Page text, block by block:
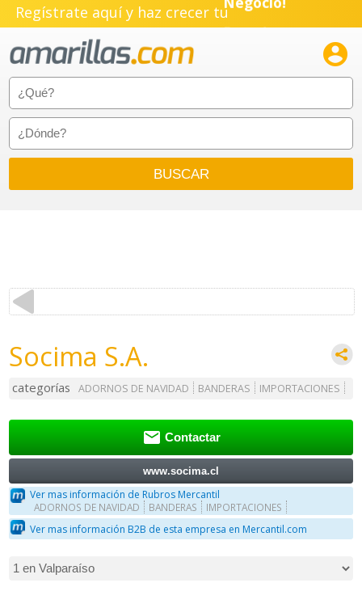
Regístrate aquí y haz crecer tuNegocio!
Emprendimiento!

Socima S.A.
categorías ADORNOS DE NAVIDAD BANDERAS IMPORTACIONES
 Contactar
www.socima.cl
Ver mas información de Rubros Mercantil
ADORNOS DE NAVIDAD BANDERAS IMPORTACIONES
Ver mas información B2B de esta empresa en Mercantil.com